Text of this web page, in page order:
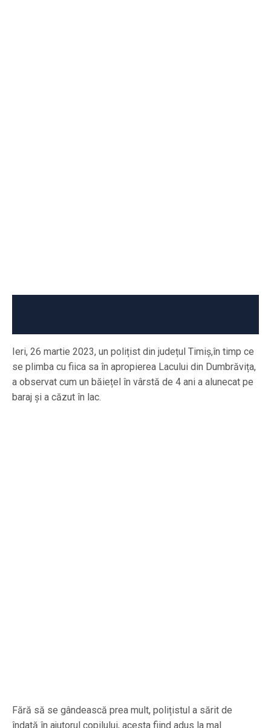
Ieri, 26 martie 2023, un polițist din județul Timiș,în timp ce
se plimba cu fiica sa în apropierea Lacului din Dumbrăvița,
a observat cum un băiețel în vârstă de 4 ani a alunecat pe
baraj și a căzut în lac.
Fără să se gândească prea mult, polițistul a sărit de
îndată în ajutorul copilului, acesta fiind adus la mal